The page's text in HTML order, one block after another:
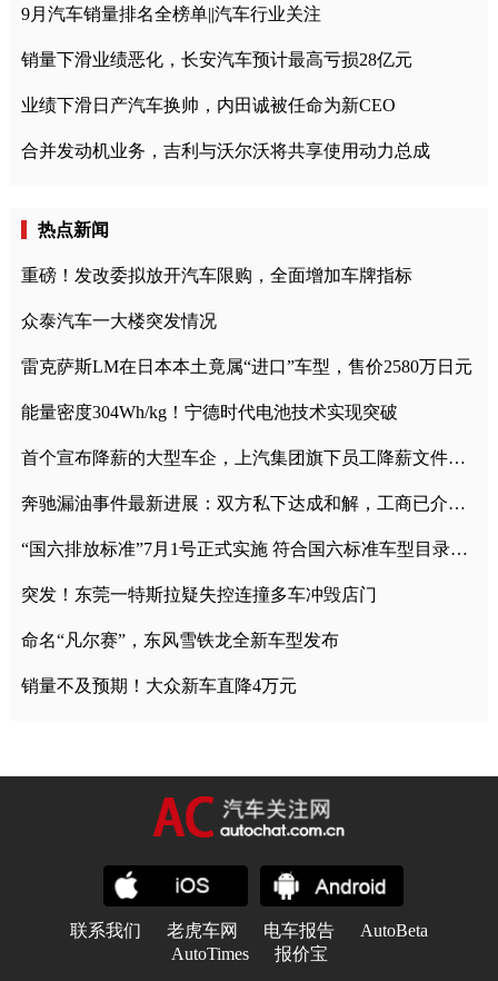
9月汽车销量排名全榜单||汽车行业关注
销量下滑业绩恶化，长安汽车预计最高亏损28亿元
业绩下滑日产汽车换帅，内田诚被任命为新CEO
合并发动机业务，吉利与沃尔沃将共享使用动力总成
热点新闻
重磅！发改委拟放开汽车限购，全面增加车牌指标
众泰汽车一大楼突发情况
雷克萨斯LM在日本本土竟属“进口”车型，售价2580万日元
能量密度304Wh/kg！宁德时代电池技术实现突破
首个宣布降薪的大型车企，上汽集团旗下员工降薪文件曝光
奔驰漏油事件最新进展：双方私下达成和解，工商已介入调查
“国六排放标准”7月1号正式实施 符合国六标准车型目录一览
突发！东莞一特斯拉疑失控连撞多车冲毁店门
命名“凡尔赛”，东风雪铁龙全新车型发布
销量不及预期！大众新车直降4万元
联系我们 老虎车网 电车报告
AutoBeta
AutoTimes
报价宝